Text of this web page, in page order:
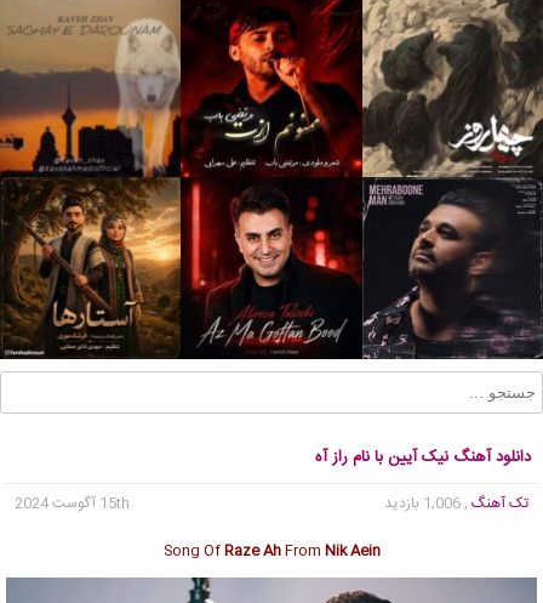
دانلود آهنگ نیک آیین با نام راز آه
تک آهنگ , 1,006 بازدید
15th آگوست 2024
Song OfRaze AhFrom Nik Aein